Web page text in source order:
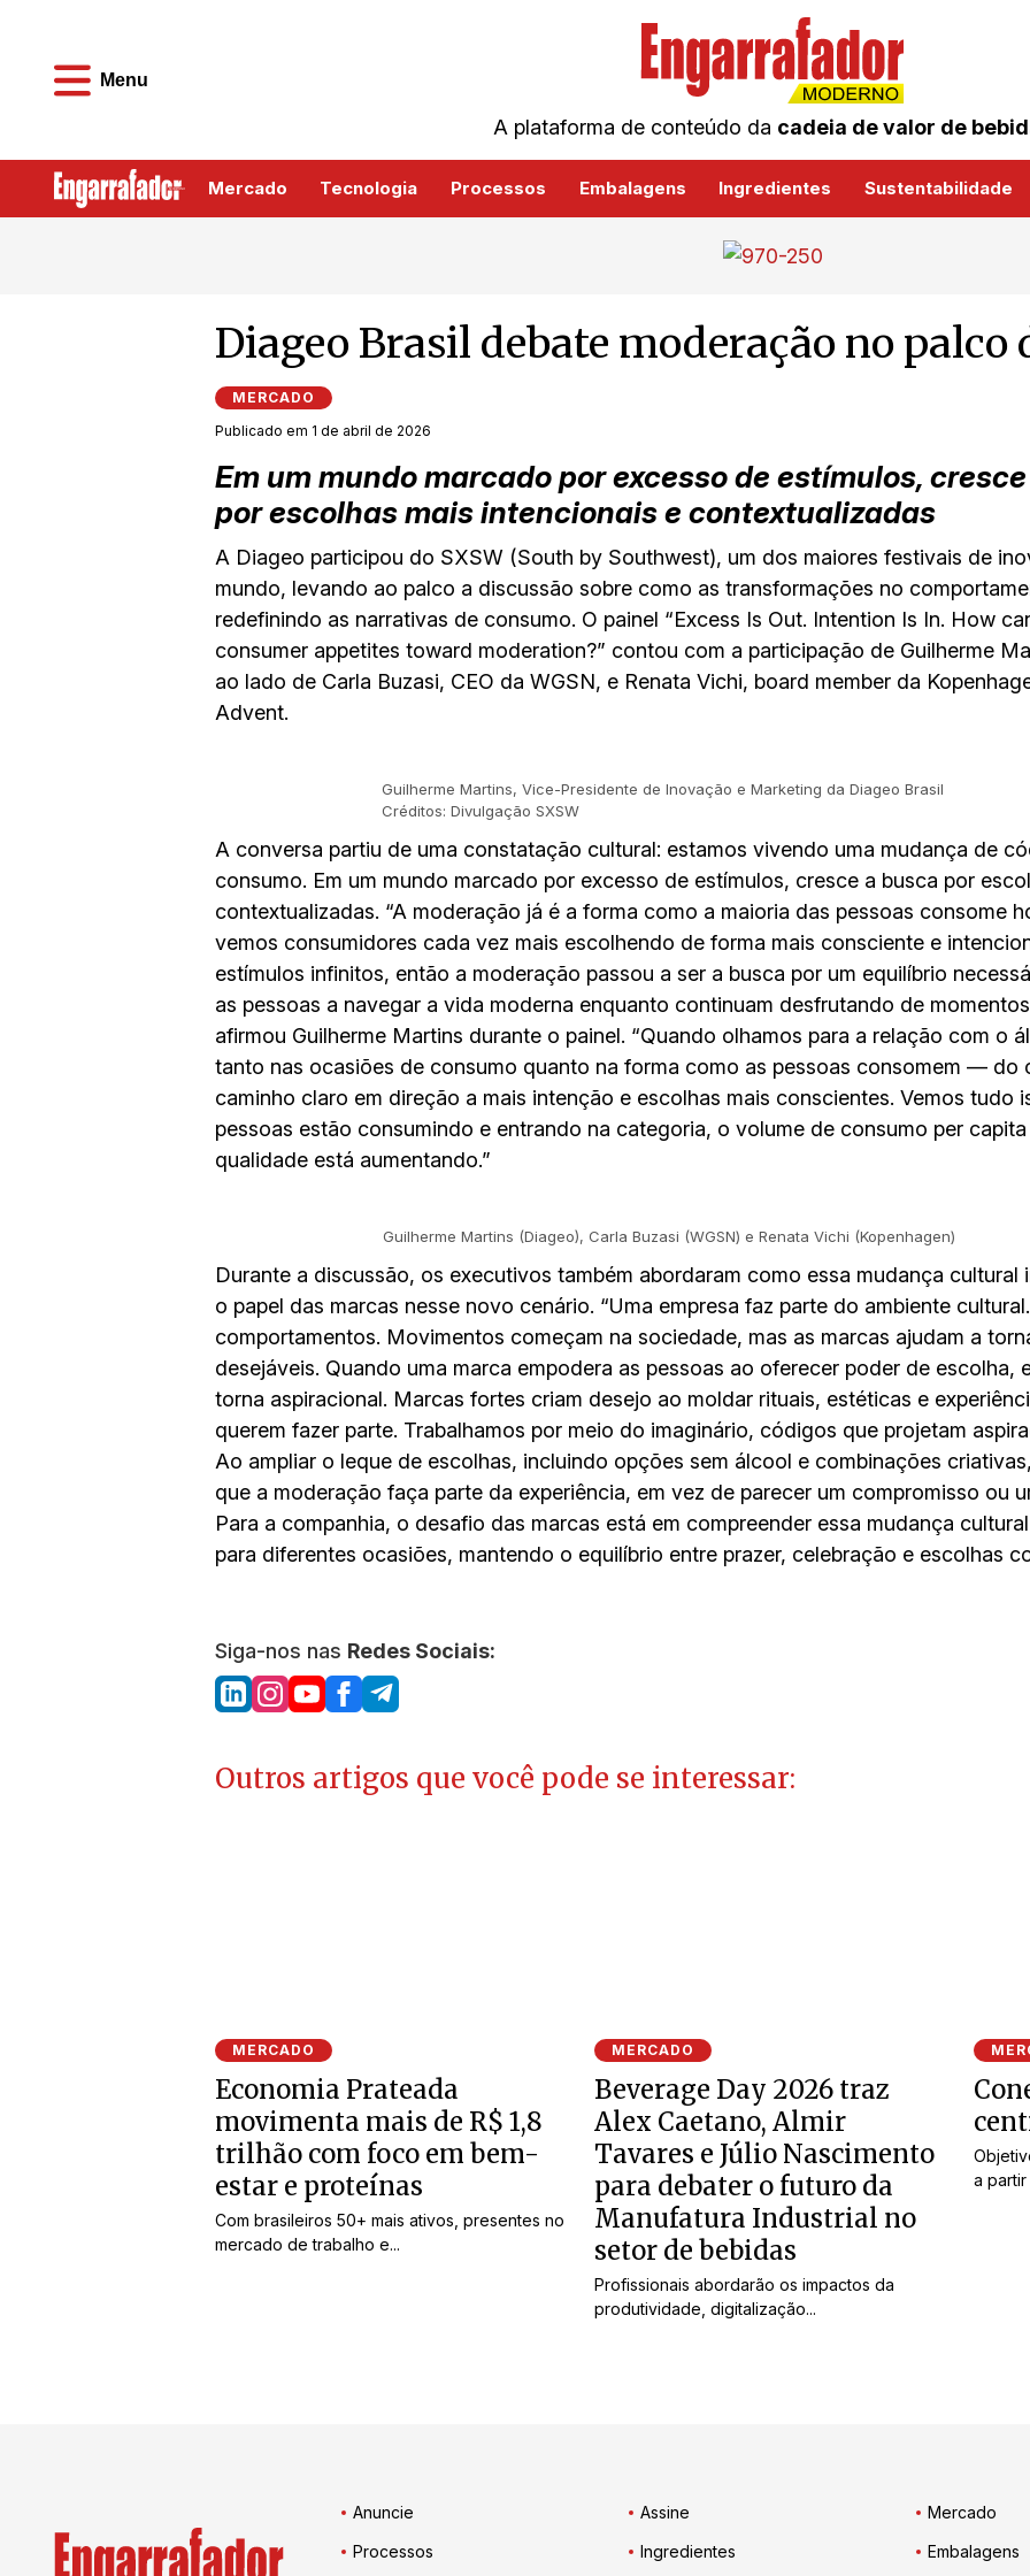
Menu
A plataforma de conteúdo da cadeia de valor de
Mercado Tecnologia Processos Embalagens Ingredientes Sustentabilidade
Diageo Brasil debate moderação no palco
MERCADO
Publicado em 1 de abril de 2026
Em um mundo marcado por excesso de estímulos,
por escolhas mais intencionais e contextualizadas
A Diageo participou do SXSW (South by Southwest), um dos maiores festivais de
mundo, levando ao palco a discussão sobre como as transformações no
redefinindo as narrativas de consumo. O painel “Excess Is Out. Intention Is In. How
consumer appetites toward moderation?” contou com a participação de Guilherme
ao lado de Carla Buzasi, CEO da WGSN, e Renata Vichi, board member da
Advent.
Guilherme Martins, Vice-Presidente de Inovação e Marketing da Diageo Brasil
Créditos: Divulgação SXSW
A conversa partiu de uma constatação cultural: estamos vivendo uma mudança de
consumo. Em um mundo marcado por excesso de estímulos, cresce a busca por
contextualizadas. “A moderação já é a forma como a maioria das pessoas consome
vemos consumidores cada vez mais escolhendo de forma mais consciente e
estímulos infinitos, então a moderação passou a ser a busca por um equilíbrio
as pessoas a navegar a vida moderna enquanto continuam desfrutando de
afirmou Guilherme Martins durante o painel. “Quando olhamos para a relação com o
tanto nas ocasiões de consumo quanto na forma como as pessoas consomem —
caminho claro em direção a mais intenção e escolhas mais conscientes. Vemos tudo
pessoas estão consumindo e entrando na categoria, o volume de consumo per
qualidade está aumentando.”
Guilherme Martins (Diageo), Carla Buzasi (WGSN) e Renata Vichi (Kopenhagen)
Durante a discussão, os executivos também abordaram como essa mudança cultural
o papel das marcas nesse novo cenário. “Uma empresa faz parte do ambiente
comportamentos. Movimentos começam na sociedade, mas as marcas ajudam a
desejáveis. Quando uma marca empodera as pessoas ao oferecer poder de escolha,
torna aspiracional. Marcas fortes criam desejo ao moldar rituais, estéticas e
querem fazer parte. Trabalhamos por meio do imaginário, códigos que projetam
Ao ampliar o leque de escolhas, incluindo opções sem álcool e combinações
que a moderação faça parte da experiência, em vez de parecer um compromisso ou
Para a companhia, o desafio das marcas está em compreender essa mudança
para diferentes ocasiões, mantendo o equilíbrio entre prazer, celebração e escolhas
Siga-nos nas Redes Sociais:
Outros artigos que você pode se interessar:
MERCADO
Economia Prateada
movimenta mais de R$ 1,8
trilhão com foco em bem-
estar e proteínas
Com brasileiros 50+ mais ativos, presentes no
mercado de trabalho e...
MERCADO
Beverage Day 2026 traz
Alex Caetano, Almir
Tavares e Júlio Nascimento
para debater o futuro da
Manufatura Industrial no
setor de bebidas
Profissionais abordarão os impactos da
produtividade, digitalização...
a
Anuncie Assine Mercado
Processos
Ingredientes Embalagens